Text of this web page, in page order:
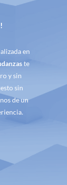
en
te
y sin
sin
de un